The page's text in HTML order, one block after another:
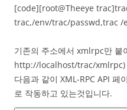
[code][root@Theeye
trac,/env/trac/passwd,trac /
기존의 주소에서 xmlrpc만 붙
http://localhost/trac/xmlrpc)
다음과 같이 XML-RPC API 페
로 작동하고 있는것입니다.